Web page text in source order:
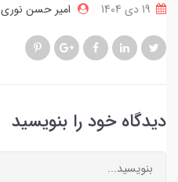
امیر حسن نوری
دیدگاه خود را بنویسید